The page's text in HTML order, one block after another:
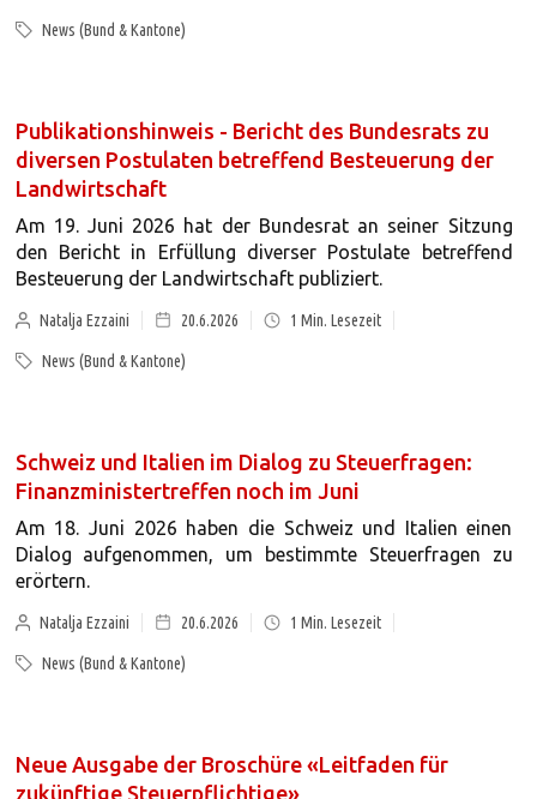
News (Bund & Kantone)
Publikationshinweis - Bericht des Bundesrats zu
diversen Postulaten betreffend Besteuerung der
Landwirtschaft
Am 19. Juni 2026 hat der Bundesrat an seiner Sitzung
den Bericht in Erfüllung diverser Postulate betreffend
Besteuerung der Landwirtschaft publiziert.
Natalja Ezzaini 20.6.2026 1 Min. Lesezeit
News (Bund & Kantone)
Schweiz und Italien im Dialog zu Steuerfragen:
Finanzministertreffen noch im Juni
Am 18. Juni 2026 haben die Schweiz und Italien einen
Dialog aufgenommen, um bestimmte Steuerfragen zu
erörtern.
Natalja Ezzaini 20.6.2026 1 Min. Lesezeit
News (Bund & Kantone)
Neue Ausgabe der Broschüre «Leitfaden für
zukünftige Steuerpflichtige»